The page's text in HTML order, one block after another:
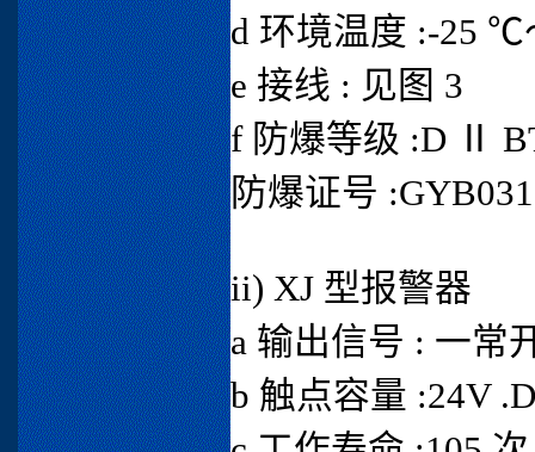
d 环境温度 :-25
e 接线 : 见图 3
f 防爆等级 :D Ⅱ
防爆证号
ii) XJ 型报警器
a 输出信号 : 一常
b 触点容量 :24V